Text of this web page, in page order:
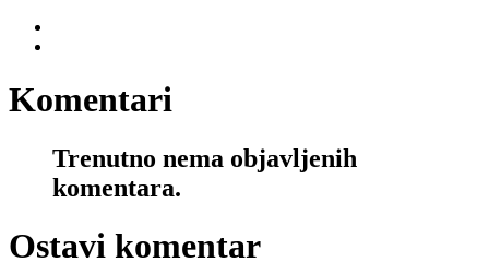
Komentari
Trenutno nema objavljenih
komentara.
Ostavi komentar